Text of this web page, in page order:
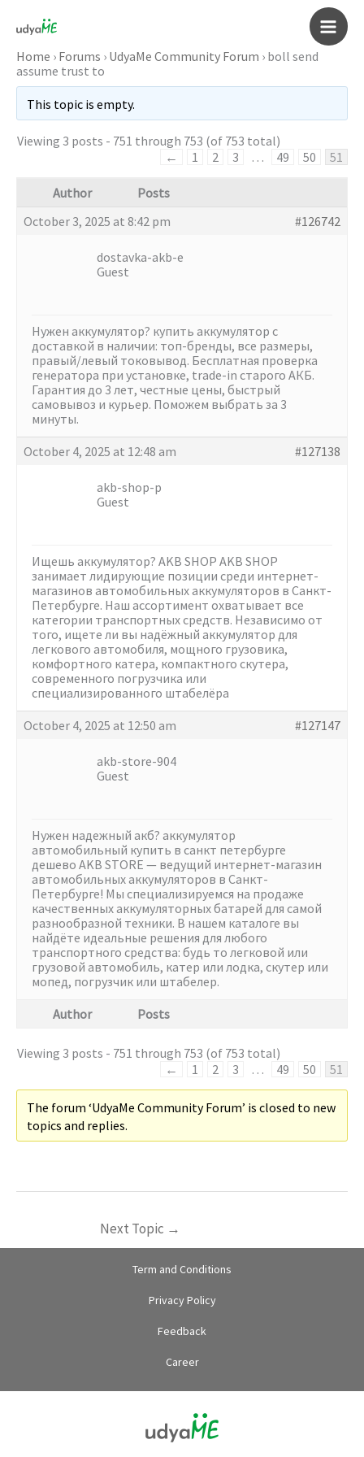
content
Main
Home › Forums › UdyaMe Community Forum › boll send
assume trust to
This topic is empty.
Viewing 3 posts - 751 through 753 (of 753 total)
←
1 2 3 … 49 50 51
Author
Posts
October 3, 2025 at 8:42 pm
#126742
dostavka-akb-e
Guest
Нужен аккумулятор? купить аккумулятор с
доставкой в наличии: топ-бренды, все размеры,
правый/левый токовывод. Бесплатная проверка
генератора при установке, trade-in старого АКБ.
Гарантия до 3 лет, честные цены, быстрый
самовывоз и курьер. Поможем выбрать за 3
минуты.
October 4, 2025 at 12:48 am
#127138
akb-shop-p
Guest
Ищешь аккумулятор? AKB SHOP AKB SHOP
занимает лидирующие позиции среди интернет-
магазинов автомобильных аккумуляторов в Санкт-
Петербурге. Наш ассортимент охватывает все
категории транспортных средств. Независимо от
того, ищете ли вы надёжный аккумулятор для
легкового автомобиля, мощного грузовика,
комфортного катера, компактного скутера,
современного погрузчика или
специализированного штабелёра
October 4, 2025 at 12:50 am
#127147
akb-store-904
Guest
Нужен надежный акб? аккумулятор
автомобильный купить в санкт петербурге
дешево AKB STORE — ведущий интернет-магазин
автомобильных аккумуляторов в Санкт-
Петербурге! Мы специализируемся на продаже
качественных аккумуляторных батарей для самой
разнообразной техники. В нашем каталоге вы
найдёте идеальные решения для любого
транспортного средства: будь то легковой или
грузовой автомобиль, катер или лодка, скутер или
мопед, погрузчик или штабелер.
Author
Posts
Viewing 3 posts - 751 through 753 (of 753 total)
←
1 2 3 … 49 50 51
The forum ‘UdyaMe Community Forum’ is closed to new
topics and replies.
Next Topic →
Term and Conditions
Privacy Policy
Feedback
Career